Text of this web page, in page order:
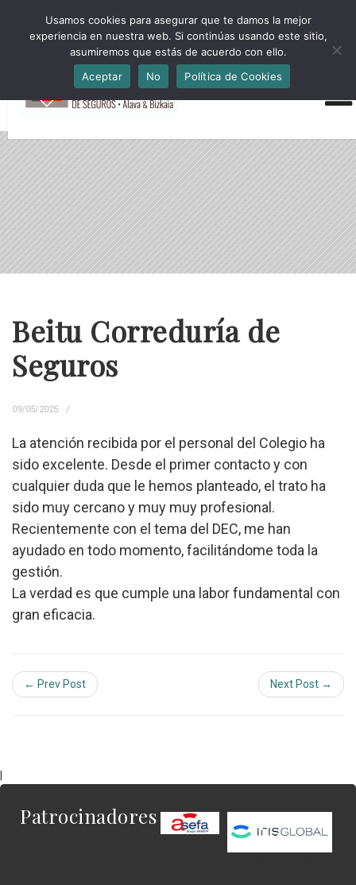
HORARIO INVIERNO Lun-Jue 09:00-16:30 Vier 9:00-14:00
administracion@cmsab.eus 94.442.43.43 Móvil y Whatsapp
688.889.170
Beitu Correduría de
Seguros
09/05/2025
La atención recibida por el personal del Colegio ha
sido excelente. Desde el primer contacto y con
cualquier duda que le hemos planteado, el trato ha
sido muy cercano y muy muy profesional.
Recientemente con el tema del DEC, me han
ayudado en todo momento, facilitándome toda la
gestión.
La verdad es que cumple una labor fundamental con
gran eficacia.
← Prev Post Next Post →
Patrocinadores
Usamos cookies para asegurar que te damos la mejor
experiencia en nuestra web. Si continúas usando este sitio,
asumiremos que estás de acuerdo con ello.
Aceptar
No Política de Cookies